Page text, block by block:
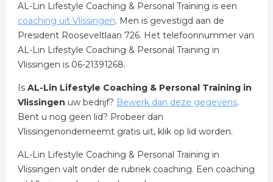
AL-Lin Lifestyle Coaching & Personal Training is een
coaching uit Vlissingen. Men is gevestigd aan de
President Rooseveltlaan 726. Het telefoonnummer van
AL-Lin Lifestyle Coaching & Personal Training in
Vlissingen is 06-21391268.
Is AL-Lin Lifestyle Coaching & Personal Training in
Vlissingen uw bedrijf? Bewerk dan deze gegevens.
Bent u nog geen lid? Probeer dan
Vlissingenonderneemt gratis uit, klik op lid worden.
AL-Lin Lifestyle Coaching & Personal Training in
Vlissingen valt onder de rubriek coaching. Een coaching